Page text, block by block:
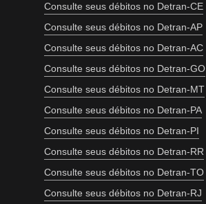
Consulte seus débitos no Detran-CE
Consulte seus débitos no Detran-AP
Consulte seus débitos no Detran-AC
Consulte seus débitos no Detran-GO
Consulte seus débitos no Detran-MT
Consulte seus débitos no Detran-PA
Consulte seus débitos no Detran-PI
Consulte seus débitos no Detran-RR
Consulte seus débitos no Detran-TO
Consulte seus débitos no Detran-RJ